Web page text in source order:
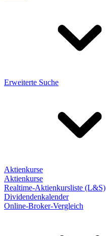
Erweiterte Suche
Aktienkurse
Aktienkurse
Realtime-Aktienkursliste (L&S)
Dividendenkalender
Online-Broker-Vergleich